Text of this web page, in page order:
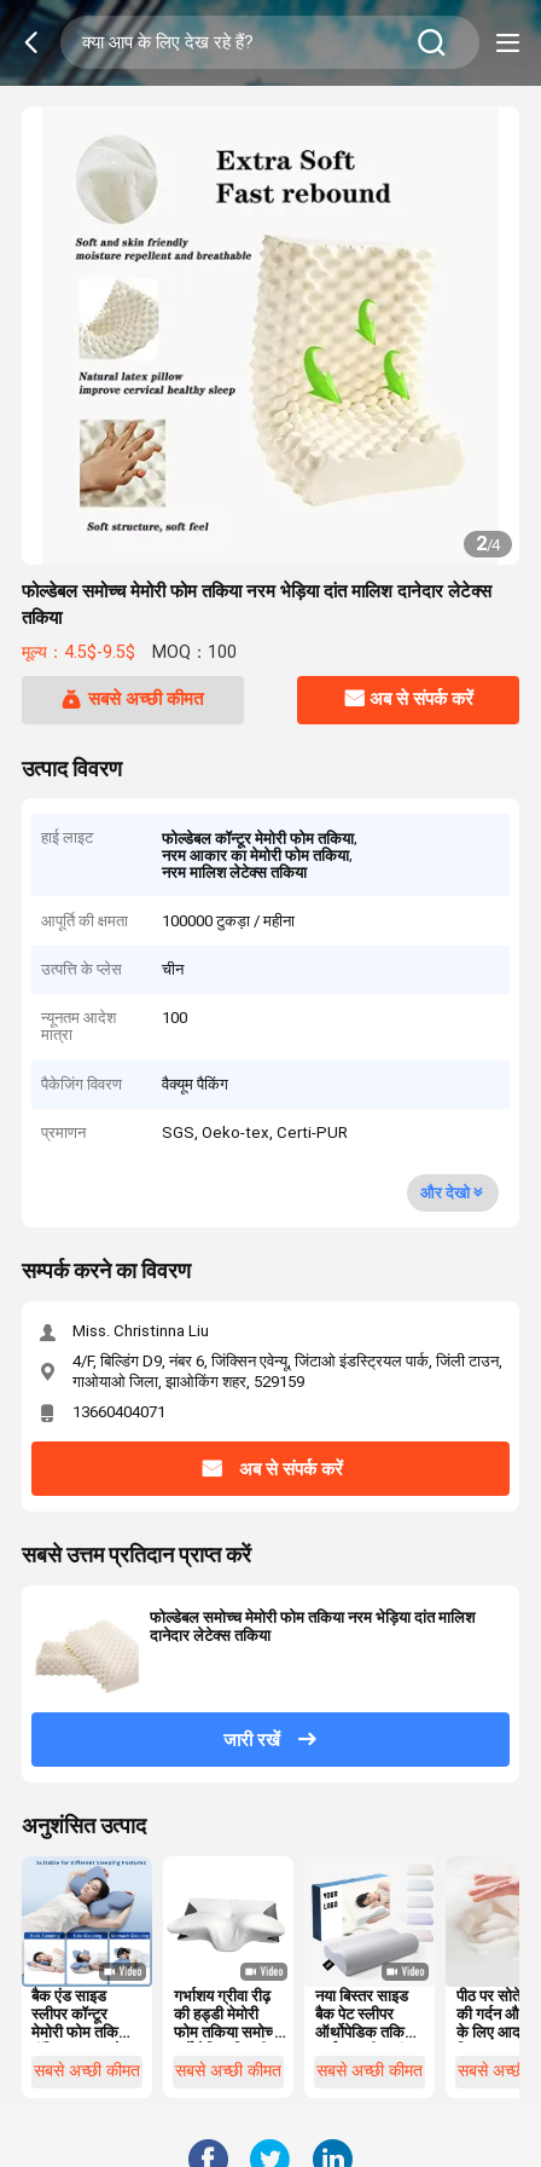
2/4
फोल्डेबल समोच्च मेमोरी फोम तकिया नरम भेड़िया दांत मालिश दानेदार लेटेक्स
तकिया
मूल्य：4.5$-9.5$ MOQ：100
सबसे अच्छी कीमत अब से संपर्क करें
उत्पाद विवरण
हाई लाइट फोल्डेबल कॉन्टूर मेमोरी फोम तकिया,
नरम आकार का मेमोरी फोम तकिया,
नरम मालिश लेटेक्स तकिया
आपूर्ति की क्षमता 100000 टुकड़ा / महीना
उत्पत्ति के प्लेस चीन
न्यूनतम आदेश
मात्रा
100
पैकेजिंग विवरण वैक्यूम पैकिंग
प्रमाणन SGS, Oeko-tex, Certi-PUR
और देखो
सम्पर्क करने का विवरण
Miss. Christinna Liu
4/F, बिल्डिंग D9, नंबर 6, जिंक्सिन एवेन्यू, जिंटाओ इंडस्ट्रियल पार्क, जिंली टाउन,
गाओयाओ जिला, झाओकिंग शहर, 529159
13660404071
अब से संपर्क करें
सबसे उत्तम प्रतिदान प्राप्त करें
फोल्डेबल समोच्च मेमोरी फोम तकिया नरम भेड़िया दांत मालिश
दानेदार लेटेक्स तकिया
जारी रखें
अनुशंसित उत्पाद
बैक एंड साइड
स्लीपर कॉन्टूर
मेमोरी फोम तकिया
साथ मशीन धोने के
सबसे अच्छी कीमत
गर्भाशय ग्रीवा रीढ़
की हड्डी मेमोरी
फोम तकिया समोच्च
के आकार का
सबसे अच्छी कीमत
नया बिस्तर साइड
बैक पेट स्लीपर
ऑर्थोपेडिक तकिया
समोच्च एर्गोनोमिक
सबसे अच्छी कीमत
पीठ पर सोते
की गर्दन और
के लिए आदर्श
सबसे अच्छी